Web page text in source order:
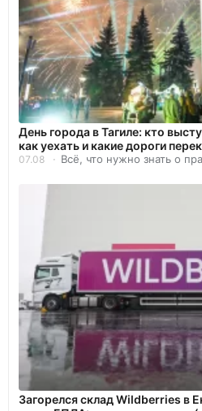
День города в Тагиле: кто
как уехать и какие дороги
07.08 Всё, что нужно знать о
Загорелся склад Wildberries в